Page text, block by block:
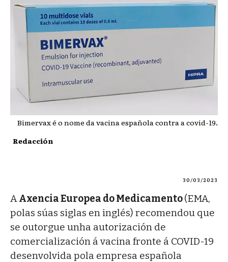
Bimervax é o nome da vacina española contra a covid-19.
Redacción
30/03/2023
AAxencia Europea do Medicamento(EMA,
polas súas siglas en inglés) recomendou que
se outorgue unha autorización de
comercialización á vacina fronte á COVID-19
desenvolvida pola empresa española